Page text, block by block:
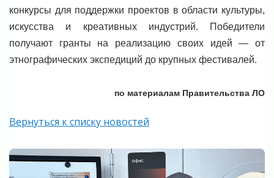
конкурсы для поддержки проектов в области культуры,
искусства и креативных индустрий. Победители
получают гранты на реализацию своих идей — от
этнографических экспедиций до крупных фестивалей.
по материалам Правительства ЛО
Вернуться к списку новостей